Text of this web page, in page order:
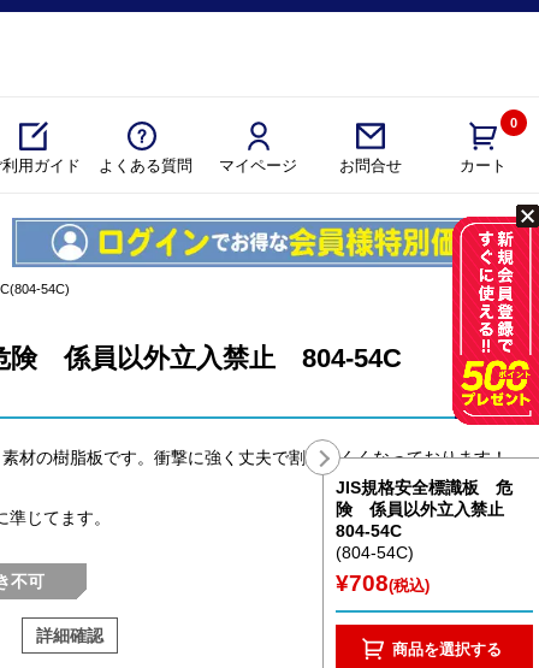
用ガイド よくある質問 マイページ お問合せ カート
0
54C)
険 係員以外立入禁止 804-54C
材の樹脂板です。衝撃に強く丈夫で割れにくくなっております！
じてます。
不可
詳細確認
JIS規格安全標識板 危
険 係員以外立入禁止
804-54C
(804-54C)
¥708(税込)
商品を選択する